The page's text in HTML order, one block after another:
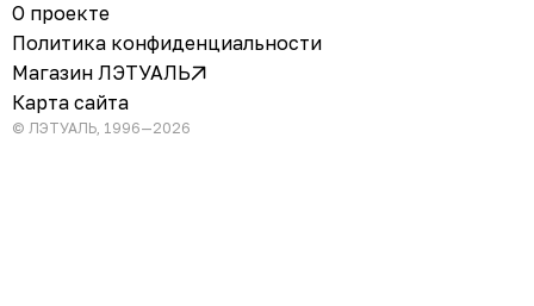
О проекте
Политика конфиденциальности
Магазин ЛЭТУАЛЬ
Карта сайта
© ЛЭТУАЛЬ, 1996—2026